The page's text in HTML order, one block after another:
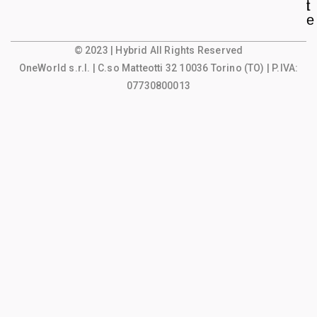
l
e
t
© 2023 | Hybrid All Rights Reserved
OneWorld s.r.l.
| C.so Matteotti 32 10036 Torino (TO) | P.IVA:
07730800013